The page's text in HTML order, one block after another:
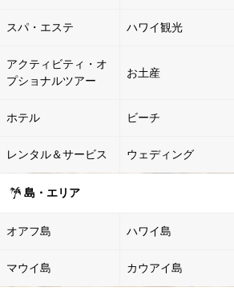
スパ・エステ ハワイ観光
アクティビティ・オ
プショナルツアー
お土産
ホテル ビーチ
レンタル＆サービス ウェディング
島・エリア
オアフ島 ハワイ島
マウイ島 カウアイ島